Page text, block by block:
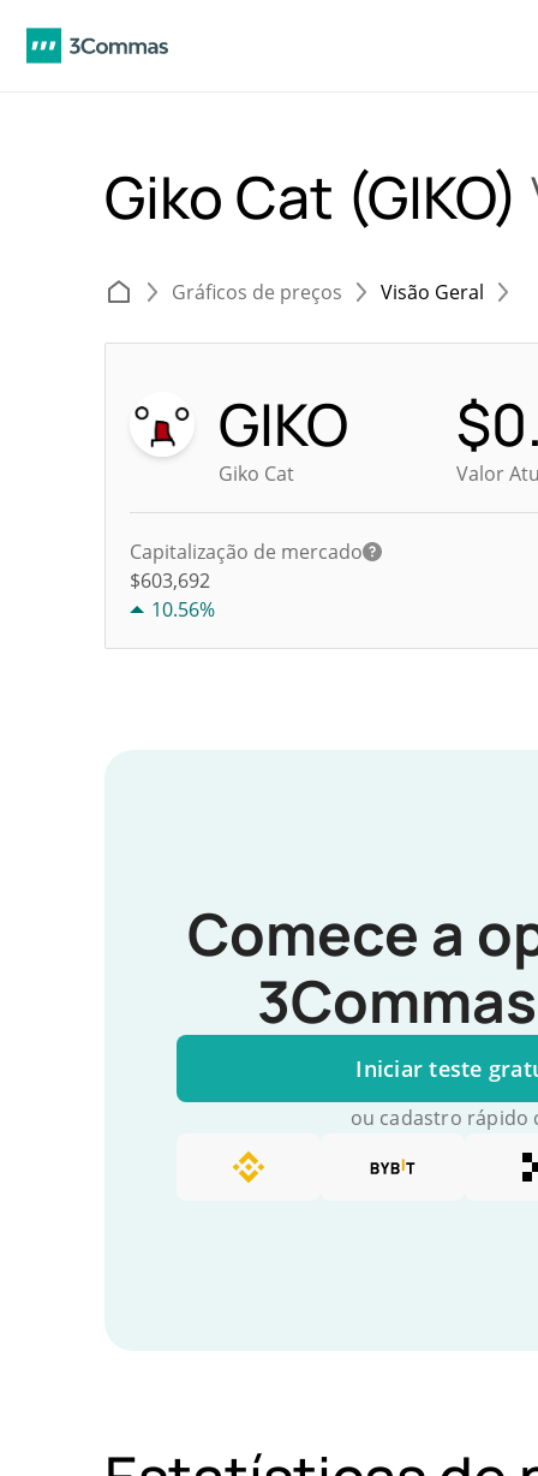
Giko Cat (GIKO)
Gráficos de preços Visão Geral
GIKO
Giko Cat
$
Valor
Capitalização de mercado
$603,692
10.56%
Comece a
Iniciar teste
ou cadastro rápido